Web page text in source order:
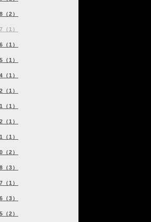
2）
1）
1）
1）
1）
1）
1）
1）
1）
2）
3）
1）
3）
2）